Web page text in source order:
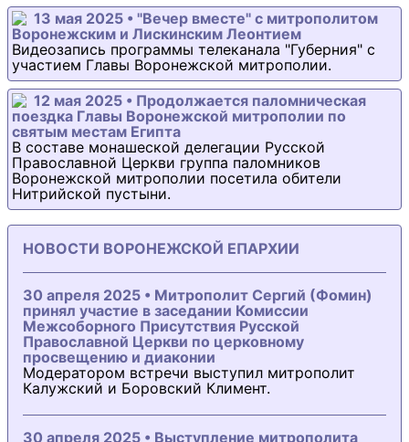
13 мая 2025 • "Вечер вместе" с митрополитом
Воронежским и Лискинским Леонтием
Видеозапись программы телеканала "Губерния" с
участием Главы Воронежской митрополии.
12 мая 2025 • Продолжается паломническая
поездка Главы Воронежской митрополии по
святым местам Египта
В составе монашеской делегации Русской
Православной Церкви группа паломников
Воронежской митрополии посетила обители
Нитрийской пустыни.
НОВОСТИ ВОРОНЕЖСКОЙ ЕПАРХИИ
30 апреля 2025 • Митрополит Сергий (Фомин)
принял участие в заседании Комиссии
Межсоборного Присутствия Русской
Православной Церкви по церковному
просвещению и диаконии
Модератором встречи выступил митрополит
Калужский и Боровский Климент.
30 апреля 2025 • Выступление митрополита